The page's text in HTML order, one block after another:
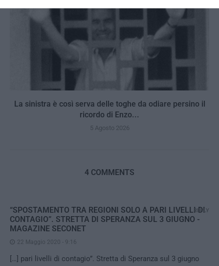
La sinistra è così serva delle toghe da odiare persino il
ricordo di Enzo...
5 Agosto 2026
4 COMMENTS
“SPOSTAMENTO TRA REGIONI SOLO A PARI LIVELLI DI
CONTAGIO”. STRETTA DI SPERANZA SUL 3 GIUGNO -
MAGAZINE SECONET
22 Maggio 2020 - 9:16
[…] pari livelli di contagio”. Stretta di Speranza sul 3 giugno
REPLY